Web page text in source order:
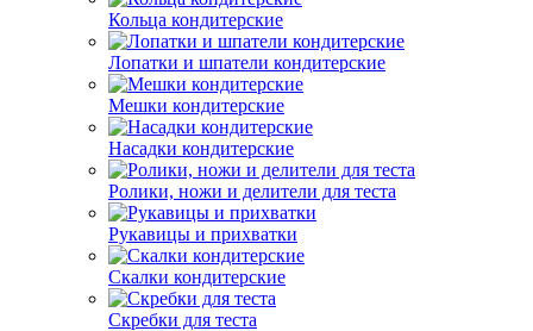
Кольца кондитерские
Лопатки и шпатели кондитерские
Мешки кондитерские
Насадки кондитерские
Ролики, ножи и делители для теста
Рукавицы и прихватки
Скалки кондитерские
Скребки для теста